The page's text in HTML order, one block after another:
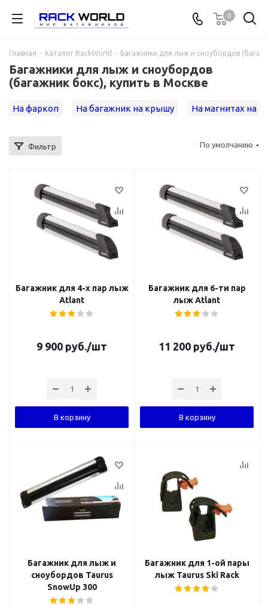
0
Главная - Каталог RackWorld - Багажники для лыж и сноубордов
Багажники для лыж и сноубордов
(багажник бокс), купить в Москве
На фаркоп На багажник на крышу На магнитах на
Фильтр По умолчанию
Багажник для 4-х пар лыж
Atlant
9 900 руб./шт
В корзину
Багажник для 6-ти пар
лыж Atlant
11 200 руб./шт
В корзину
Багажник для лыж и
сноубордов Taurus
SnowUp 300
Багажник для 1-ой пары
лыж Taurus Ski Rack